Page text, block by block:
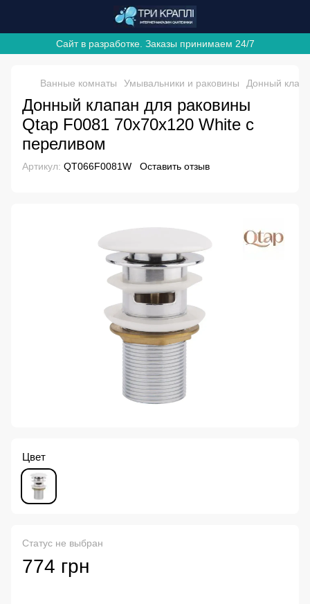
Сайт в разработке. Заказы принимаем 24/7
Ванные комнаты Умывальники и раковины Донный
Донный клапан для раковины
Qtap F0081 70х70х120 White с
переливом
Артикул: QT066F0081W Оставить отзыв
Цвет
Статус не выбран
774 грн